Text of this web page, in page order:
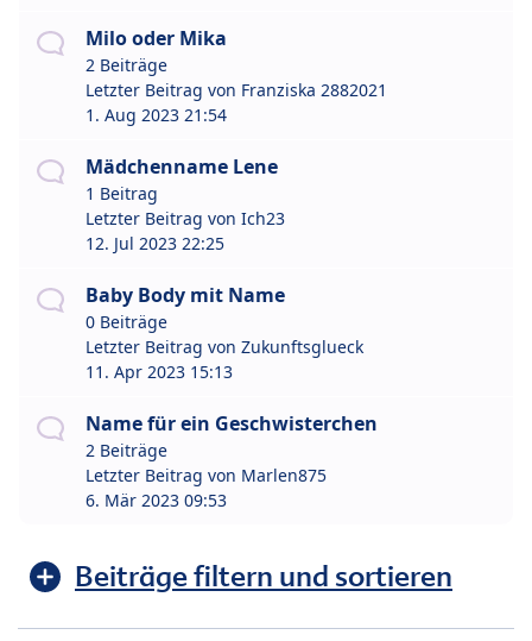
Milo oder Mika
2 Beiträge
Letzter Beitrag von Franziska 2882021
1. Aug 2023 21:54
Mädchenname Lene
1 Beitrag
Letzter Beitrag von Ich23
12. Jul 2023 22:25
Baby Body mit Name
0 Beiträge
Letzter Beitrag von Zukunftsglueck
11. Apr 2023 15:13
Name für ein Geschwisterchen
2 Beiträge
Letzter Beitrag von Marlen875
6. Mär 2023 09:53
Beiträge filtern und sortieren